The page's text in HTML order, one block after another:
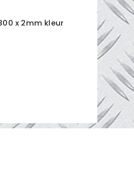
x 2mm kleur
LASGORDIJNEN
€ 395,00